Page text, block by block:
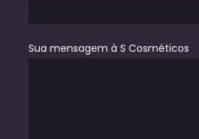
Sua mensagem à S Cosméticos